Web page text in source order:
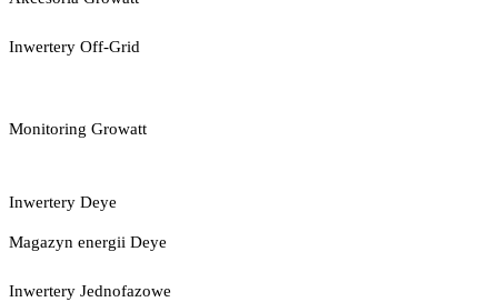
Inwertery Off-Grid
Monitoring Growatt
Inwertery Deye
Magazyn energii Deye
Inwertery Jednofazowe